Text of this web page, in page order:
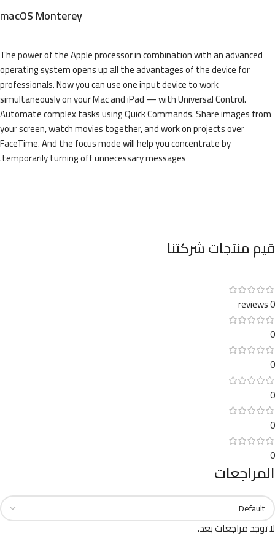
macOS Monterey
The power of the Apple processor in combination with an advanced
operating system opens up all the advantages of the device for
professionals. Now you can use one input device to work
simultaneously on your Mac and iPad — with Universal Control.
Automate complex tasks using Quick Commands. Share images from
your screen, watch movies together, and work on projects over
FaceTime. And the focus mode will help you concentrate by
temporarily turning off unnecessary messages.
قيم منتجات شركتنا
0 reviews
0
0
0
0
0
المراجعات
لا توجد مراجعات بعد.